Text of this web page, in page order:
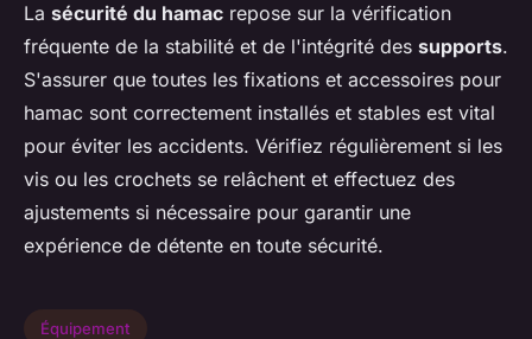
La sécurité du hamac repose sur la vérification
fréquente de la stabilité et de l'intégrité des supports.
S'assurer que toutes les fixations et accessoires pour
hamac sont correctement installés et stables est vital
pour éviter les accidents. Vérifiez régulièrement si les
vis ou les crochets se relâchent et effectuez des
ajustements si nécessaire pour garantir une
expérience de détente en toute sécurité.
Équipement